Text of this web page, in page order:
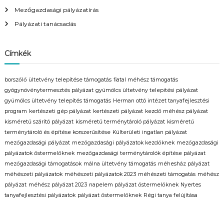
Mezőgazdasági pályázatírás
Pályázati tanácsadás
Címkék
borszőlő ültetvény telepítése támogatás fiatal méhész támogatás
gyógynövénytermesztés pályázat gyümölcs ültetvény telepitési pályázat
gyümölcs ültetvény telepítés támogatás Herman ottó intézet tanyafejlesztési
program kertészeti gép pályázat kertészeti pályázat kezdő méhész pályázat
kisméretű szárító pályázat kisméretű terménytároló pályázat kisméretű
terménytároló és építése korszerűsítése Külterületi ingatlan pályázat
mezőgazdasági pályázat mezőgazdasági pályázatok kezdőknek mezőgazdasági
pályázatok őstermelőknek mezőgazdasági terménytárolók építése pályázat
mezőgazdasági támogatások málna ültetvény támogatás méhesház pályázat
méhészeti pályázatok méhészeti pályázatok 2023 méhészeti támogatás méhész
pályázat méhész pályázat 2023 napelem pályázat őstermelőknek Nyertes
tanyafejlesztési pályázatok pályázat őstermelőknek Régi tanya felújítása